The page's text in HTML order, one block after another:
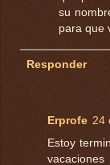
su
para que
Responder
Erprofe 24
Estoy